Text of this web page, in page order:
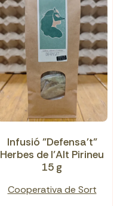
Infusió "Defensa't"
Herbes de l’Alt Pirineu
15 g
Cooperativa de Sort